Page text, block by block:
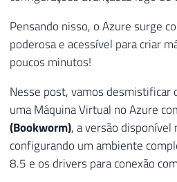
Pensando nisso, o Azure surge
poderosa e acessível para criar
poucos minutos!
Nesse post, vamos desmistificar
uma Máquina Virtual no Azure
(Bookworm), a versão disponível
configurando um ambiente
8.5 e os drivers para conexão